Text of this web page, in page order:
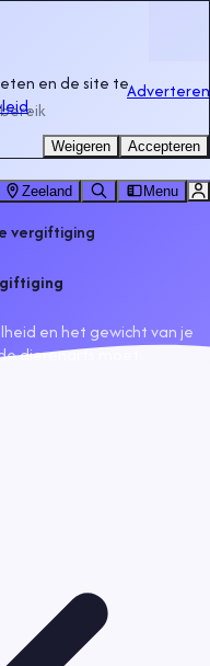
Adverteren
Zeeland Menu
vergiftiging
en het gewicht van je
dierenarts moet.
en de site te
.
Weigeren Accepteren